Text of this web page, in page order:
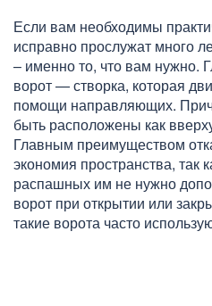
Если вам необходимы
исправно прослужат много
– именно то, что вам нужно.
ворот — створка, которая
помощи направляющих.
быть расположены как
Главным преимуществом
экономия пространства, так
распашных им не нужно
ворот при открытии или
такие ворота часто